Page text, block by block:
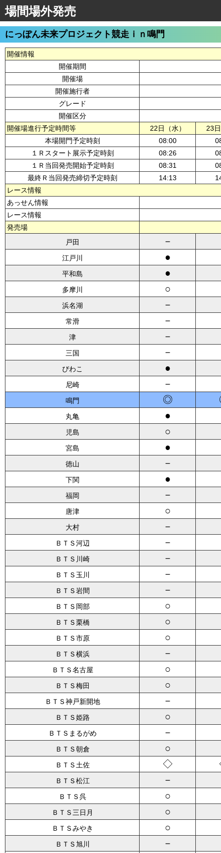
場間場外発売
にっぽん未来プロジェクト競走ｉｎ鳴門
開催情報
開催期間
開催場
開催施行者
グレード
開催区分
開催場進行予定時間等
22日（水）
23
本場開門予定時刻
08:00
１Ｒスタート展示予定時刻
08:26
１Ｒ当回発売開始予定時刻
08:31
最終Ｒ当回発売締切予定時刻
14:13
レース情報
あっせん情報
レース情報
発売場
戸田
－
江戸川 ●
平和島 ●
多摩川 ○
浜名湖 －
常滑 －
津 －
三国 －
びわこ ●
尼崎 －
鳴門 ◎
丸亀 ●
児島 ○
宮島 ●
徳山 －
下関 ●
福岡 －
唐津 ○
大村 －
ＢＴＳ河辺 －
ＢＴＳ川崎 －
ＢＴＳ玉川 －
ＢＴＳ岩間 －
ＢＴＳ岡部 ○
ＢＴＳ栗橋 ○
ＢＴＳ市原 ○
ＢＴＳ横浜 －
ＢＴＳ名古屋 ○
ＢＴＳ梅田 ○
ＢＴＳ神戸新開地 －
ＢＴＳ姫路 ○
ＢＴＳまるがめ －
ＢＴＳ朝倉 ○
ＢＴＳ土佐 ◇
ＢＴＳ松江 －
ＢＴＳ呉 ○
ＢＴＳ三日月 ○
ＢＴＳみやき ○
ＢＴＳ旭川 －